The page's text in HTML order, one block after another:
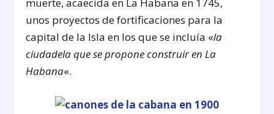
unos proyectos de fortificaciones para la
capital de la Isla en los que se incluía «la
ciudadela que se propone construir en La
Habana«.